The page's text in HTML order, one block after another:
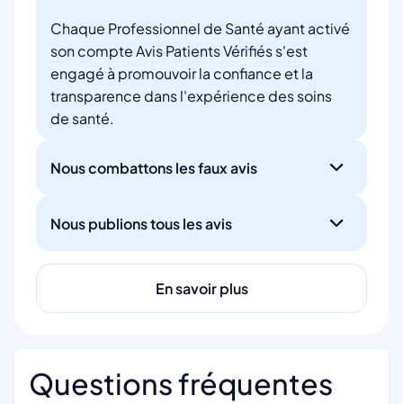
Chaque Professionnel de Santé ayant activé
son compte Avis Patients Vérifiés s'est
engagé à promouvoir la confiance et la
transparence dans l'expérience des soins
de santé.
Nous combattons les faux avis
Nous publions tous les avis
En savoir plus
Questions fréquentes